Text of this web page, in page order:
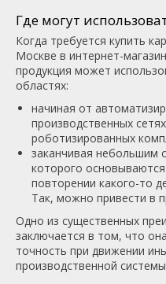
Где могут
Когда требуется купить
Москве в интернет-
продукция может
областях:
начиная от
производственных
роботизированных
заканчивая небольшим
которого
повторении какого-то
Так, можно привести в
Одно из существенных
заключается в том, что
точность при движении
производственной